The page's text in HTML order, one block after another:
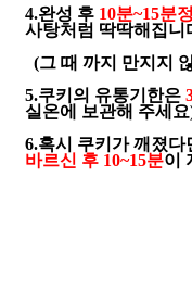
4.완성 후 10분~15분
사탕처럼 딱딱해집니
(그 때 까지 만지지
5.쿠키의 유통기한은
실온에 보관해 주세요
6.혹시 쿠키가 깨졌다
바르신 후 10~15분이